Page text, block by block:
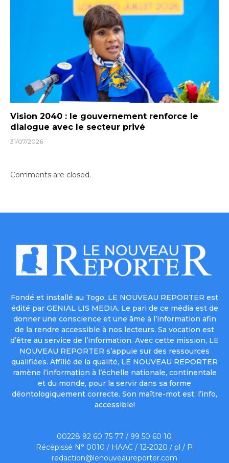
Vision 2040 : le gouvernement renforce le
dialogue avec le secteur privé
31/07/2026
Comments are closed.
Fondé et installé au Togo, LE NOUVEAU REPORTER est
édité par GENIAL LIS MEDIA. Le pari de ce média est de
donner une conscience et une âme à l’information afin
de la rendre accessible à nos lecteurs. Sa vocation est
d’être au service de l’information. Avec cette mission, LE
NOUVEAU REPORTER s’appuie sur des ressources
qualifiées. Affilié de la qualité, LE NOUVEAU REPORTER
ramène l’information à l’échelle nationale, continentale
et du monde, pour la servir dans sa forme
déontologiquement correcte. Son maître-mot est: l’info,
accessible!
00228 92 60 75 77 / 99 50 60 10
Récépissé N° 0010 / HAAC / 12-2020 / pl / P
redaction@lenouveaureporter.com